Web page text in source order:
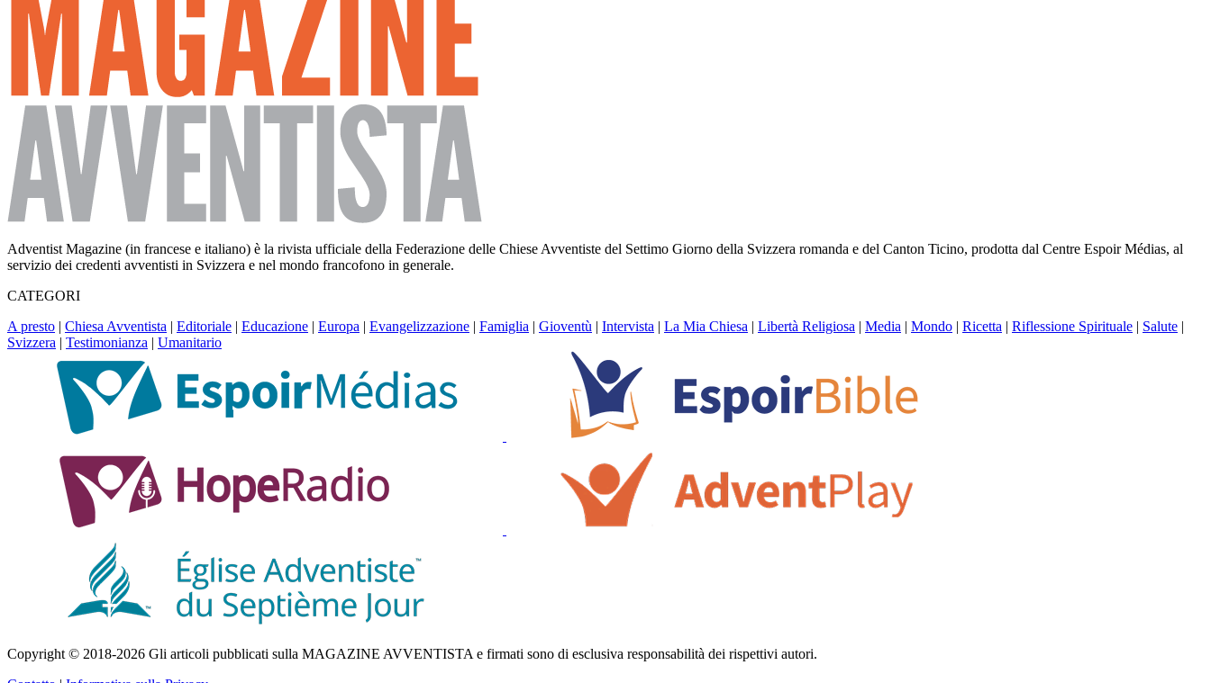
Adventist Magazine (in francese e italiano) è la rivista ufficiale della Federazione delle Chiese Avventiste del Settimo Giorno della Svizzera romanda e del Canton Ticino, prodotta dal Centre Espoir Médias, al
servizio dei credenti avventisti in Svizzera e nel mondo francofono in generale.
CATEGORI
A presto | Chiesa Avventista | Editoriale | Educazione | Europa | Evangelizzazione | Famiglia | Gioventù | Intervista | La Mia Chiesa | Libertà Religiosa | Media | Mondo | Ricetta | Riflessione Spirituale | Salute |
Svizzera | Testimonianza | Umanitario
Copyright © 2018-2026 Gli articoli pubblicati sulla MAGAZINE AVVENTISTA e firmati sono di esclusiva responsabilità dei rispettivi autori.